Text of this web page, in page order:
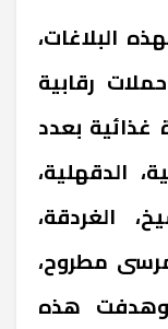
البلاغات،
رقابية
414 منشأة غذائية بعدد
الدقهلية،
الغردقة،
مرسى مطروح،
وهدفت هذه